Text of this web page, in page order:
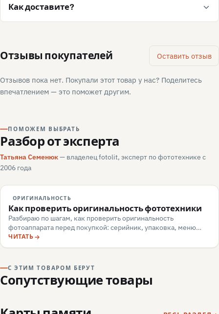
Как доставите?
Отзывы покупателей Оставить отзыв
Отзывов пока нет. Покупали этот товар у нас? Поделитесь
впечатлением — это поможет другим.
ПОМОЖЕМ ВЫБРАТЬ
Разбор от эксперта
Татьяна Семенюк— владелец fotolit, эксперт по фототехнике с
2006 года
ОРИГИНАЛЬНОСТЬ
Как проверить оригинальность фототехники
Разбираю по шагам, как проверить оригинальность
фотоаппарата перед покупкой: серийник, упаковка, меню
камеры, маркировка, документы — и какие красные флаги
говорят о подделке или сером импорте.
ЧИТАТЬ
С ЭТИМ ТОВАРОМ БЕРУТ
Сопутствующие товары